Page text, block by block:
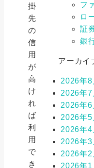
掛
先
の
信
用
が
高
け
れ
ば
利
用
で
き
フ
ロ
証
銀
アーカイ
2026年8
2026年7
2026年6
2026年5
2026年4
2026年3
2026年2
2026年1